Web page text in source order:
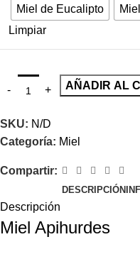
Miel de Eucalipto
Limpiar
AÑADIR AL
SKU: N/D
Categoría: Miel
Compartir:
DESCRIPCIÓN
Descripción
Miel Apihurdes